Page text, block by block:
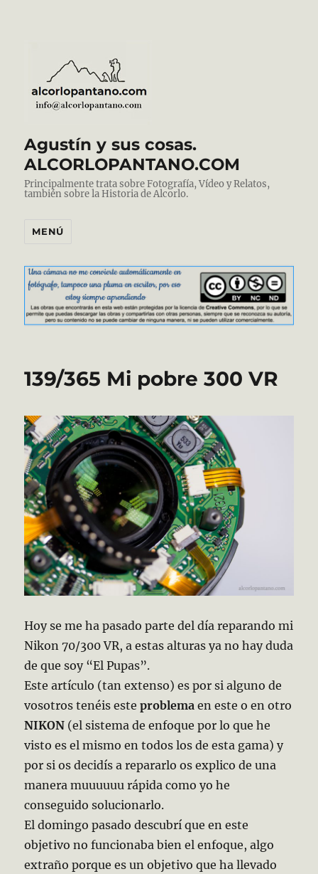
Agustín y sus cosas.
ALCORLOPANTANO.COM
Principalmente trata sobre Fotografía, Vídeo y Relatos,
también sobre la Historia de Alcorlo.
MENÚ
139/365 Mi pobre 300 VR
Hoy se me ha pasado parte del día reparando mi
Nikon 70/300 VR, a estas alturas ya no hay duda
de que soy “El Pupas”.
Este artículo (tan extenso) es por si alguno de
vosotros tenéis este problema en este o en otro
NIKON (el sistema de enfoque por lo que he
visto es el mismo en todos los de esta gama) y
por si os decidís a repararlo os explico de una
manera muuuuuu rápida como yo he
conseguido solucionarlo.
El domingo pasado descubrí que en este
objetivo no funcionaba bien el enfoque, algo
extraño porque es un objetivo que ha llevado